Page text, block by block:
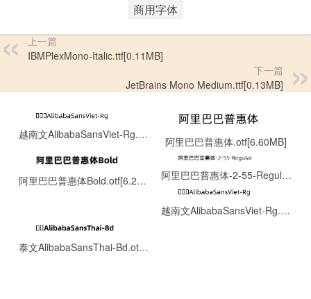
商用字体
上一篇
IBMPlexMono-Italic.ttf[0.11MB]
下一篇
JetBrains Mono Medium.ttf[0.13MB]
越南文AlibabaSansViet-Rg.otf[0.13MB]
阿里巴巴普惠体.otf[6.60MB]
阿里巴巴普惠体Bold.otf[6.22MB] 阿里巴巴普惠体-2-55-Regular.ttf[8.06MB]
越南文AlibabaSansViet-Rg.otf[0.13MB]
泰文AlibabaSansThai-Bd.otf[0.15MB]